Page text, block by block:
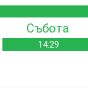
Събота
14:29